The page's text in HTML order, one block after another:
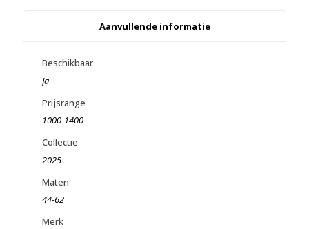
Aanvullende informatie
Beschikbaar
Ja
Prijsrange
1000-1400
Collectie
2025
Maten
44-62
Merk